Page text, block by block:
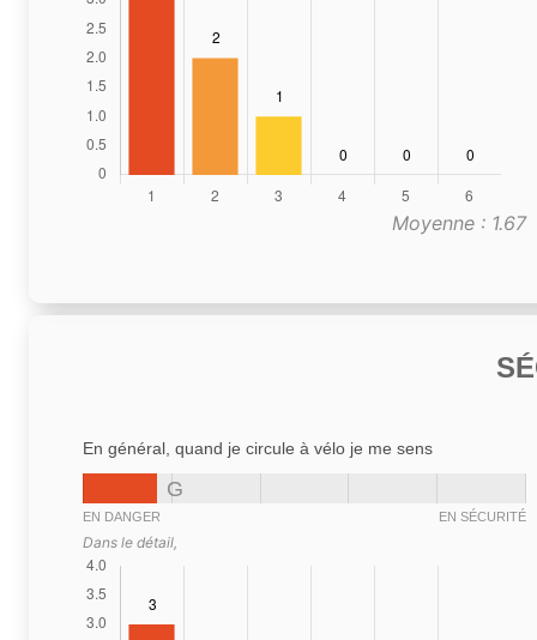
Moyenne : 1.67
En général, quand je circule à vélo je me sens
G
EN DANGER EN SÉCURITÉ
Dans le détail,